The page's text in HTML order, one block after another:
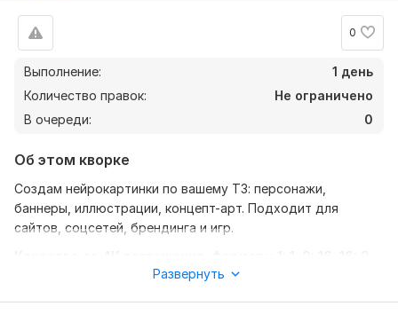
0
Выполнение:
1 день
Количество правок:
Не ограничено
В очереди:
0
Об этом кворке
Создам нейрокартинки по вашему ТЗ: персонажи,
баннеры, иллюстрации, концепт-арт. Подходит для
сайтов, соцсетей, брендинга и игр.
Вы получите качественные нейроизображения, созданные
по вашему техническому заданию (референсы, идеи,
Развернуть